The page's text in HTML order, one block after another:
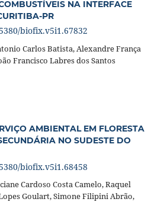
NA INTERFACE
PR
biofix.v5i1.67832
Carlos Batista, Alexandre França
Francisco Labres dos Santos
AMBIENTAL EM FLORESTA
NO SUDESTE DO
biofix.v5i1.68458
Cardoso Costa Camelo, Raquel
Goulart, Simone Filipini Abrão,